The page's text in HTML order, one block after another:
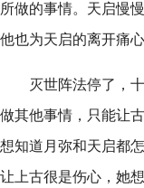
所做的事情。天启慢
他也为天启的离开痛心
灭世阵法停了，
做其他事情，只能让
想知道月弥和天启都
让上古很是伤心，她